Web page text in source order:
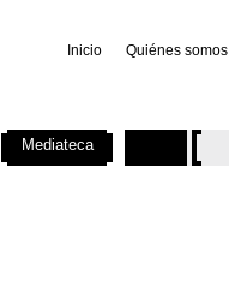
Inicio Quiénes somos
Mediateca